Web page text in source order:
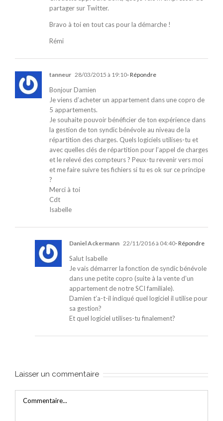
partager sur Twitter.
Bravo à toi en tout cas pour la démarche !
Rémi
tanneur 28/03/2015 à 19:10- Répondre
Bonjour Damien
Je viens d’acheter un appartement dans une copro de
5 appartements.
Je souhaite pouvoir bénéficier de ton expérience dans
la gestion de ton syndic bénévole au niveau de la
répartition des charges. Quels logiciels utilises-tu et
avec quelles clés de répartition pour l’appel de charges
et le relevé des compteurs ? Peux-tu revenir vers moi
et me faire suivre tes fichiers si tu es ok sur ce principe
?
Merci à toi
Cdt
Isabelle
Daniel Ackermann 22/11/2016 à 04:40- Répondre
Salut Isabelle
Je vais démarrer la fonction de syndic bénévole
dans une petite copro (suite à la vente d’un
appartement de notre SCI familiale).
Damien t’a-t-il indiqué quel logiciel il utilise pour
sa gestion?
Et quel logiciel utilises-tu finalement?
Laisser un commentaire